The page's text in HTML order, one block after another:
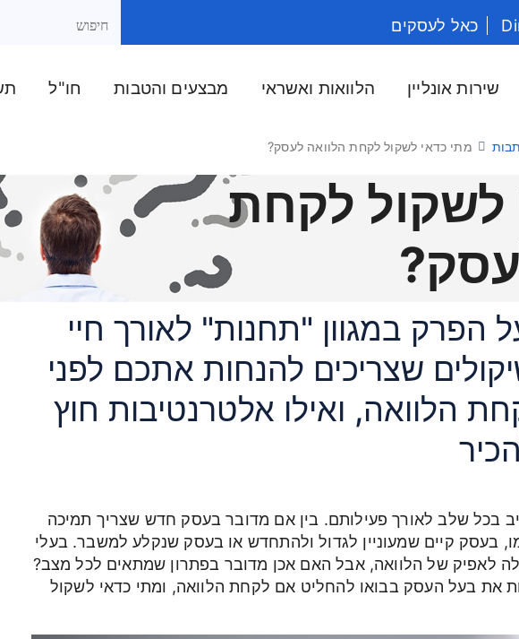
כאל לעסקים
שירות אונליין הלוואות ואשראי מבצעים והטבות חו"ל
מתי כדאי לשקול לקחת הלוואה לעסק?
לשקול לקחת
הפרק במגוון "תחנות" לאורך חיי
שצריכים להנחות אתכם לפני
הלוואה, ואילו אלטרנטיבות חוץ
בכל שלב לאורך פעילותם. בין אם מדובר בעסק חדש שצריך תמיכה
בעסק קיים שמעוניין לגדול ולהתחדש או בעסק שנקלע למשבר. בעלי
לאפיק של הלוואה, אבל האם אכן מדובר בפתרון שמתאים לכל מצב?
את בעל העסק בבואו להחליט אם לקחת הלוואה, ומתי כדאי לשקול